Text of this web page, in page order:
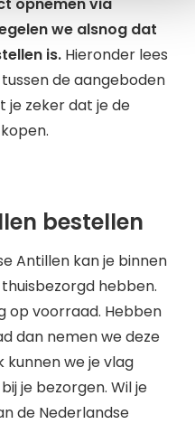
we alsnog dat
is. Hieronder lees
de aangeboden
je zeker dat je de
bestellen
Antillen kan je binnen
hebben.
op voorraad. Hebben
dan nemen we deze
we je vlag
je bezorgen. Wil je
de Nederlandse